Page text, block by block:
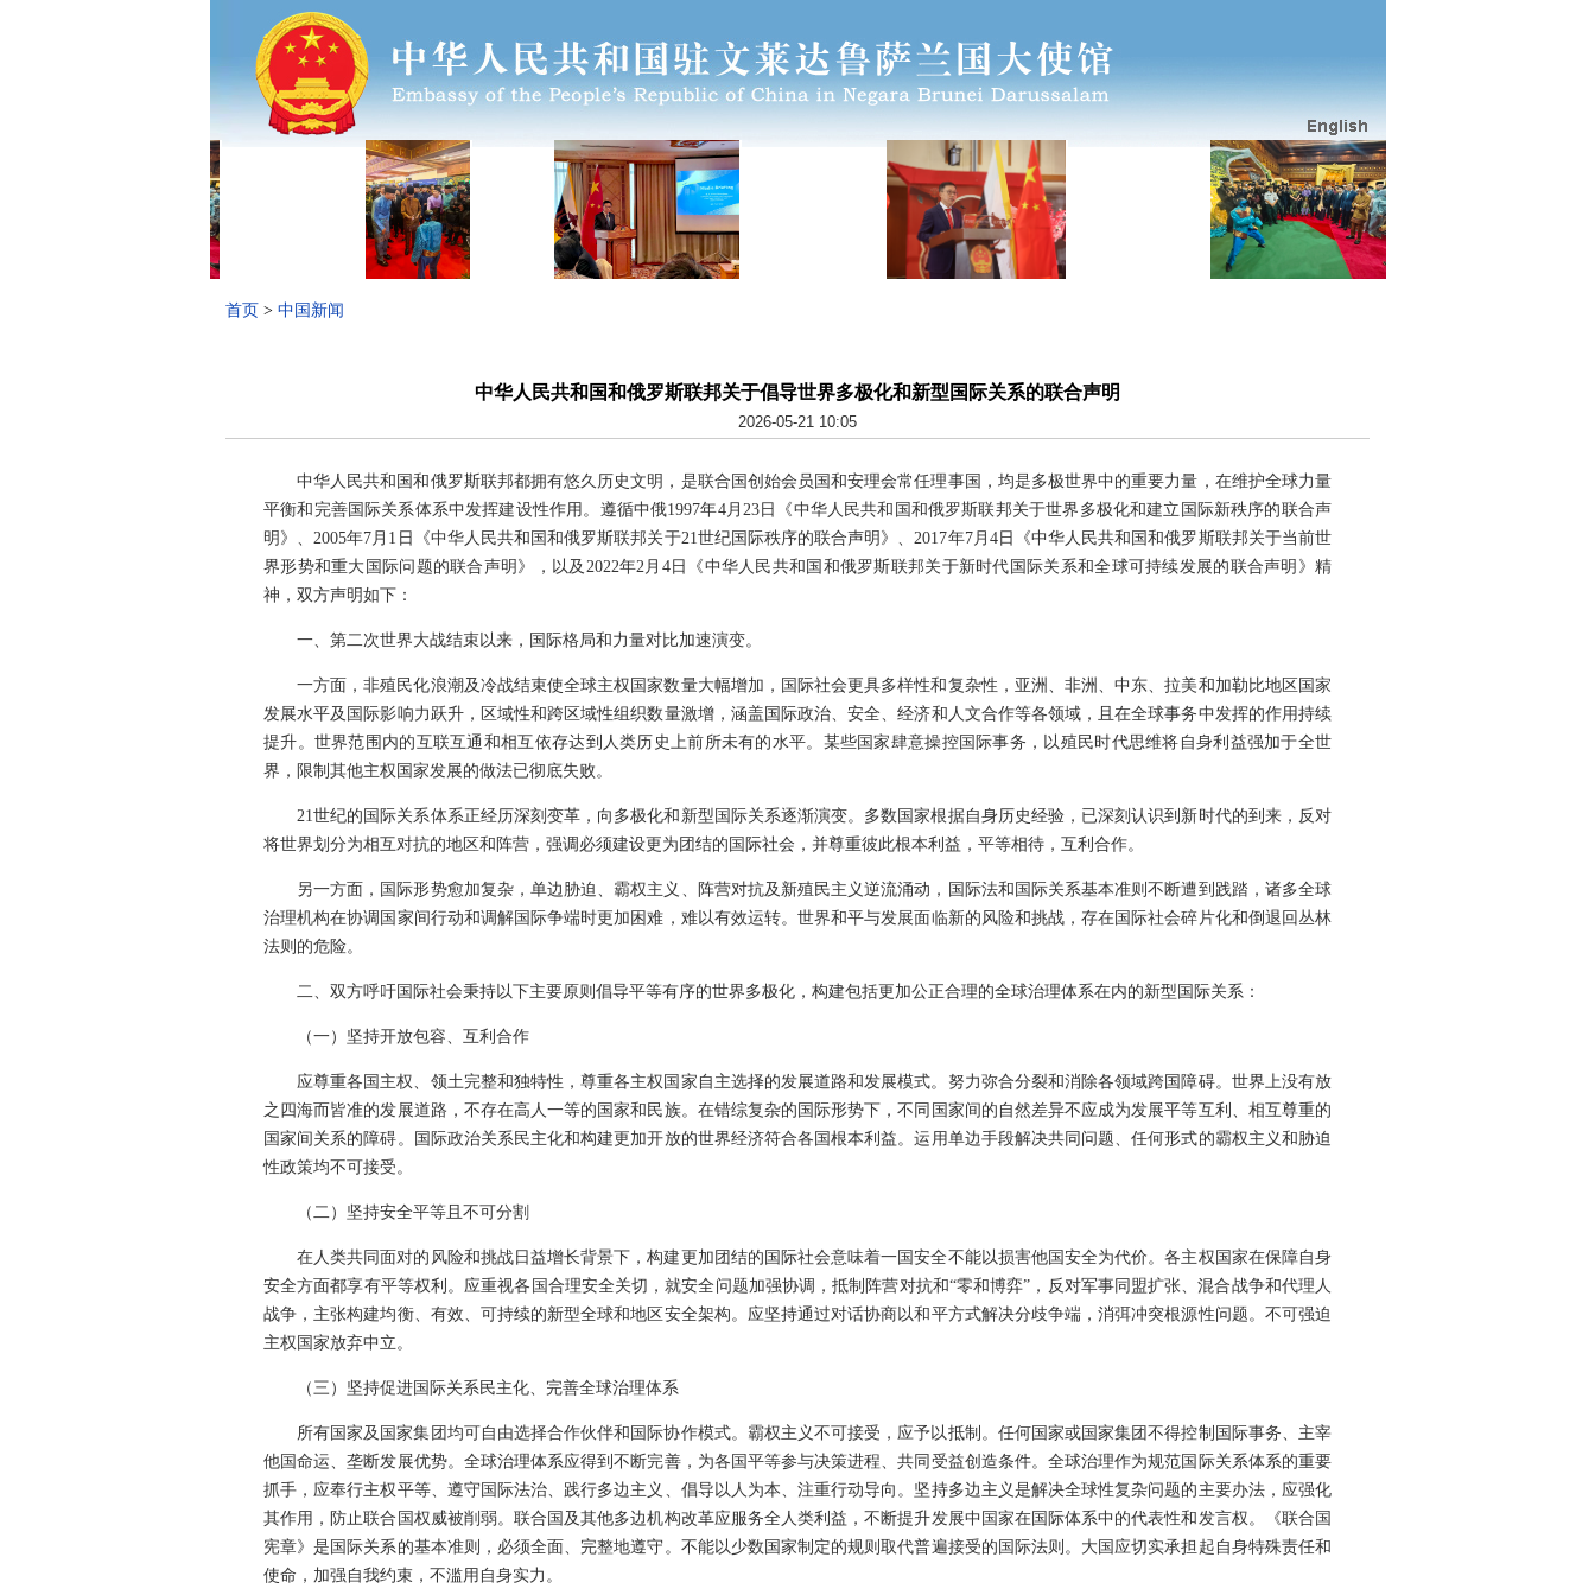
首页 > 中国新闻
中华人民共和国和俄罗斯联邦关于倡导世界多极化和新型国际关系的联合声明
2026-05-21 10:05
中华人民共和国和俄罗斯联邦都拥有悠久历史文明，是联合国创始会员国和安理会常任理事国，均是多极世界中的重要力量，在维护全球力量
平衡和完善国际关系体系中发挥建设性作用。遵循中俄1997年4月23日《中华人民共和国和俄罗斯联邦关于世界多极化和建立国际新秩序的联合声
明》、2005年7月1日《中华人民共和国和俄罗斯联邦关于21世纪国际秩序的联合声明》、2017年7月4日《中华人民共和国和俄罗斯联邦关于当前世
界形势和重大国际问题的联合声明》，以及2022年2月4日《中华人民共和国和俄罗斯联邦关于新时代国际关系和全球可持续发展的联合声明》精
神，双方声明如下：
一、第二次世界大战结束以来，国际格局和力量对比加速演变。
一方面，非殖民化浪潮及冷战结束使全球主权国家数量大幅增加，国际社会更具多样性和复杂性，亚洲、非洲、中东、拉美和加勒比地区国家
发展水平及国际影响力跃升，区域性和跨区域性组织数量激增，涵盖国际政治、安全、经济和人文合作等各领域，且在全球事务中发挥的作用持续
提升。世界范围内的互联互通和相互依存达到人类历史上前所未有的水平。某些国家肆意操控国际事务，以殖民时代思维将自身利益强加于全世
界，限制其他主权国家发展的做法已彻底失败。
21世纪的国际关系体系正经历深刻变革，向多极化和新型国际关系逐渐演变。多数国家根据自身历史经验，已深刻认识到新时代的到来，反对
将世界划分为相互对抗的地区和阵营，强调必须建设更为团结的国际社会，并尊重彼此根本利益，平等相待，互利合作。
另一方面，国际形势愈加复杂，单边胁迫、霸权主义、阵营对抗及新殖民主义逆流涌动，国际法和国际关系基本准则不断遭到践踏，诸多全球
治理机构在协调国家间行动和调解国际争端时更加困难，难以有效运转。世界和平与发展面临新的风险和挑战，存在国际社会碎片化和倒退回丛林
法则的危险。
二、双方呼吁国际社会秉持以下主要原则倡导平等有序的世界多极化，构建包括更加公正合理的全球治理体系在内的新型国际关系：
（一）坚持开放包容、互利合作
应尊重各国主权、领土完整和独特性，尊重各主权国家自主选择的发展道路和发展模式。努力弥合分裂和消除各领域跨国障碍。世界上没有放
之四海而皆准的发展道路，不存在高人一等的国家和民族。在错综复杂的国际形势下，不同国家间的自然差异不应成为发展平等互利、相互尊重的
国家间关系的障碍。国际政治关系民主化和构建更加开放的世界经济符合各国根本利益。运用单边手段解决共同问题、任何形式的霸权主义和胁迫
性政策均不可接受。
（二）坚持安全平等且不可分割
在人类共同面对的风险和挑战日益增长背景下，构建更加团结的国际社会意味着一国安全不能以损害他国安全为代价。各主权国家在保障自身
安全方面都享有平等权利。应重视各国合理安全关切，就安全问题加强协调，抵制阵营对抗和“零和博弈”，反对军事同盟扩张、混合战争和代理人
战争，主张构建均衡、有效、可持续的新型全球和地区安全架构。应坚持通过对话协商以和平方式解决分歧争端，消弭冲突根源性问题。不可强迫
主权国家放弃中立。
（三）坚持促进国际关系民主化、完善全球治理体系
所有国家及国家集团均可自由选择合作伙伴和国际协作模式。霸权主义不可接受，应予以抵制。任何国家或国家集团不得控制国际事务、主宰
他国命运、垄断发展优势。全球治理体系应得到不断完善，为各国平等参与决策进程、共同受益创造条件。全球治理作为规范国际关系体系的重要
抓手，应奉行主权平等、遵守国际法治、践行多边主义、倡导以人为本、注重行动导向。坚持多边主义是解决全球性复杂问题的主要办法，应强化
其作用，防止联合国权威被削弱。联合国及其他多边机构改革应服务全人类利益，不断提升发展中国家在国际体系中的代表性和发言权。《联合国
宪章》是国际关系的基本准则，必须全面、完整地遵守。不能以少数国家制定的规则取代普遍接受的国际法则。大国应切实承担起自身特殊责任和
使命，加强自我约束，不滥用自身实力。